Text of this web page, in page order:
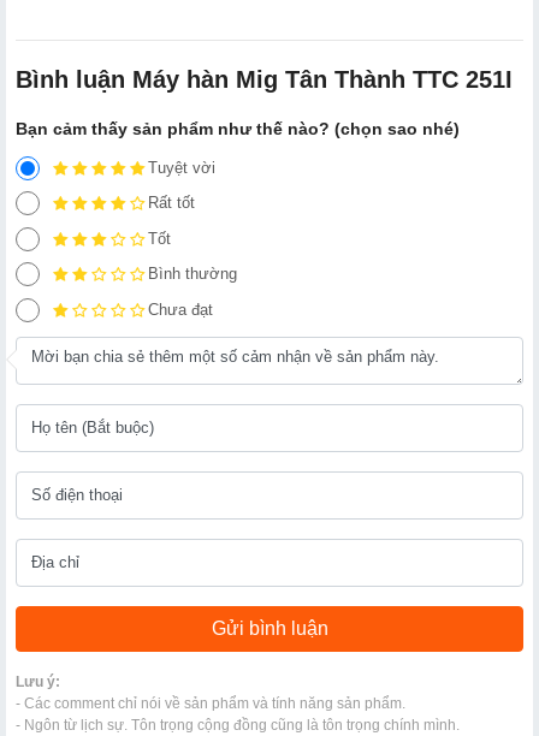
Bình luận Máy hàn Mig Tân Thành TTC 251I
Bạn cảm thấy sản phẩm như thế nào? (chọn sao nhé)
Tuyệt vời
Rất tốt
Tốt
Bình thường
Chưa đạt
Lưu ý:
- Các comment chỉ nói về sản phẩm và tính năng sản phẩm.
- Ngôn từ lịch sự. Tôn trọng cộng đồng cũng là tôn trọng chính mình.